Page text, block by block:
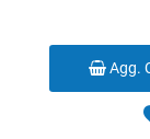
Agg.